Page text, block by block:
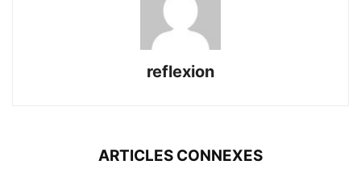
reflexion
ARTICLES CONNEXES